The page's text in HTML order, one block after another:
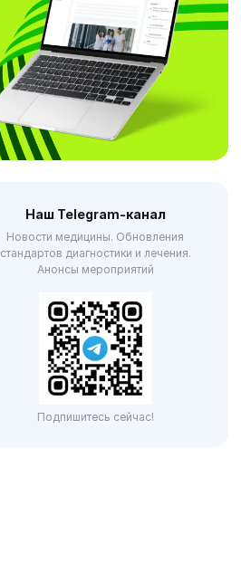
Наш Telegram-канал
Новости медицины. Обновления
стандартов диагностики и лечения.
Анонсы мероприятий
Подпишитесь сейчас!